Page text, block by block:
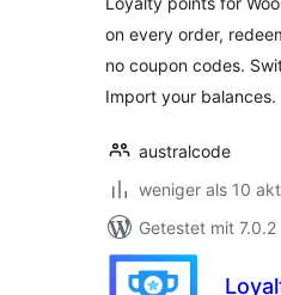
on every order,
no coupon codes.
Import your balances.
australcode
weniger als 10
Getestet mit 7.0.2